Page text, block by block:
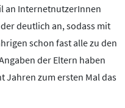
an InternetnutzerInnen
deutlich an, sodass mit
schon fast alle zu den
der Eltern haben
Jahren zum ersten Mal das